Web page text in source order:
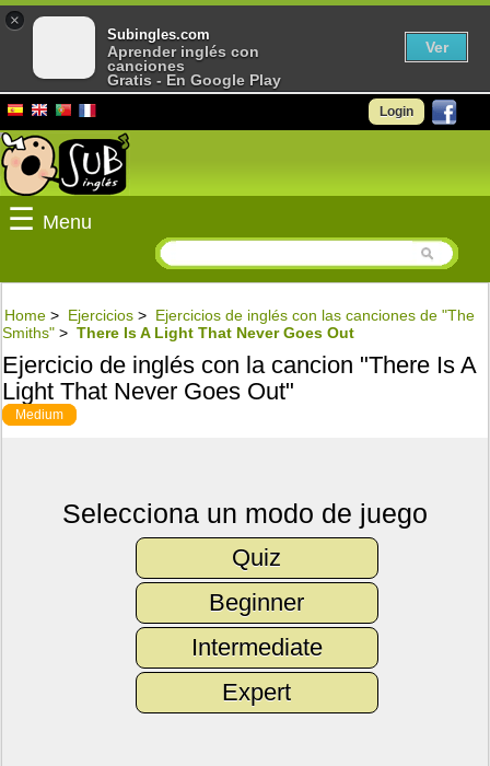
Login
☰ Menu
Home > Ejercicios > Ejercicios de inglés con las canciones de "The
Smiths" > There Is A Light That Never Goes Out
Ejercicio de inglés con la cancion "There Is A
Light That Never Goes Out"
Medium
Selecciona un modo de juego
Quiz
Beginner
Intermediate
Expert
×
Subingles.com
Aprender inglés con
canciones
Gratis - En Google Play
Ver